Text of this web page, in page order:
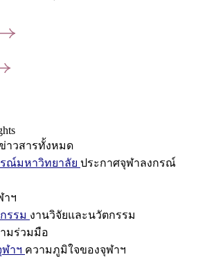
าวสารทั้งหมด
ณ์มหาวิทยาลัย ประกาศจุฬาลงกรณ์
าฯ
รรม งานวิจัยและนวัตกรรม
มร่วมมือ
าฯ ความภูมิใจของจุฬาฯ